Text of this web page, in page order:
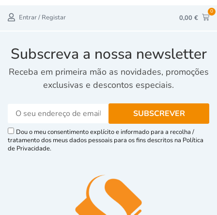
Entrar / Registar 0,00 €
0
Subscreva a nossa newsletter
Receba em primeira mão as novidades, promoções
exclusivas e descontos especiais.
Dou o meu consentimento explícito e informado para a recolha /
tratamento dos meus dados pessoais para os fins descritos na Política
de Privacidade.